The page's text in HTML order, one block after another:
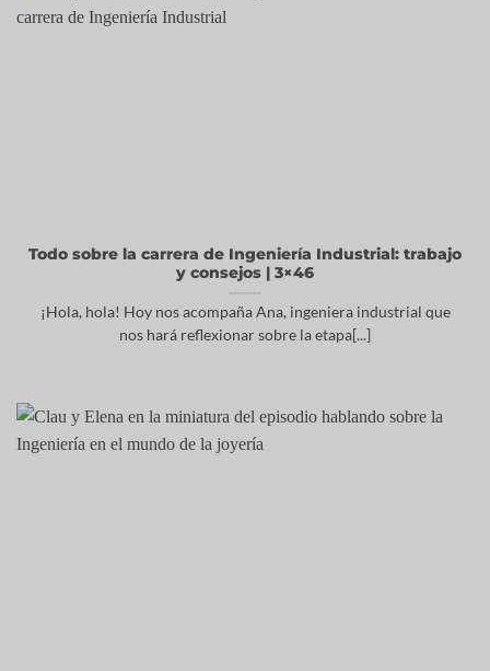
Todo sobre la carrera de Ingeniería Industrial: trabajo
y consejos | 3×46
¡Hola, hola! Hoy nos acompaña Ana, ingeniera industrial que
nos hará reflexionar sobre la etapa[...]